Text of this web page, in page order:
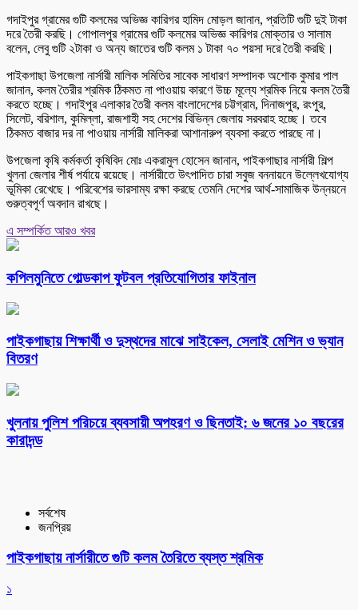
গদাইপুর গ্রামের গুটি কলমের অভিজ্ঞ কারিগর হামিদ মোড়ল জানান, প্রতিটি গুটি দুই টাকা
দরে তৈরী করছি। গোপালপুর গ্রামের গুটি কলমের অভিজ্ঞ কারিগর মোক্তার ও সালাম
বলেন, লেবু গুটি ২টাকা ও অন্য জাতের গুটি কলম ১ টাকা ৭০ পয়সা দরে তৈরী করছি।
পাইকগাছা উপজেলা নার্সারী মালিক সমিতির সাবেক সাধারণ সম্পাদক অশোক কুমার পাল
জানান, কলম তৈরীর শ্রমিক ঠিকমত না পাওয়ায় কারণে উচ্চ মূল্যে শ্রমিক নিয়ে কলম তৈরী
করতে হচ্ছে। গদাইপুর এলাকার তৈরী কলম বাংলাদেশের চট্টগ্রাম, দিনাজপুর, রংপুর,
সিলেট, বরিশাল, কুমিল্লা, রাজশাহী সহ দেশের বিভিন্ন জেলায় সরবরাহ হচ্ছে। তবে
ঠিকমত বাজার দর না পাওয়ায় নার্সারী মালিকরা আশানারুপ ব্যবসা করতে পারছে না।
উপজেলা কৃষি কর্মকর্তা কৃষিবিদ মোঃ একরামুল হোসেন জানান, পাইকগাছার নার্সারী শিল্প
খুলনা জেলার শীর্ষ পর্যায়ে রয়েছে। নার্সারীতে উৎপাদিত চারা সবুজ বননায়নে উল্লেখযোগ্য
ভূমিকা রেখেছে। পরিবেশের ভারসাম্য রক্ষা করছে তেমনি দেশের আর্থ-সামাজিক উন্নয়নে
গুরুত্বপূর্ণ অবদান রাখছে।
এ সম্পর্কিত আরও খবর
কপিলমুনিতে গোল্ডকাপ ফুটবল প্রতিযোগিতার ফাইনাল
পাইকগাছায় শিক্ষার্থী ও দুস্থদের মাঝে সাইকেল, সেলাই মেশিন ও ভ্যান
বিতরণ
খুলনায় পুলিশ পরিচয়ে ব্যবসায়ী অপহরণ ও ছিনতাই: ৬ জনের ১০ বছরের
কারাদন্ড
সর্বশেষ
জনপ্রিয়
পাইকগাছায় নার্সারীতে গুটি কলম তৈরিতে ব্যস্ত শ্রমিক
১